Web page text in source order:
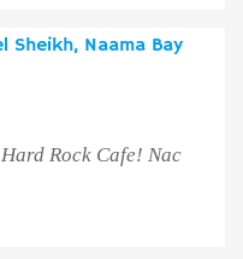
Sheikh, Naama Bay
Rock Cafe! Nac